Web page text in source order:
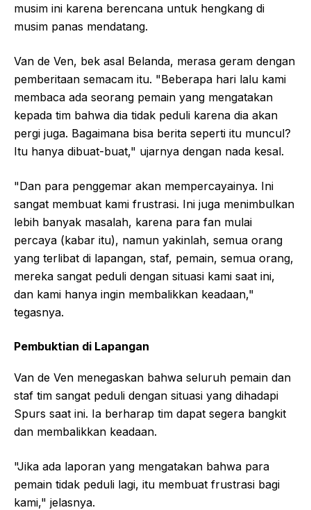
musim ini karena berencana untuk hengkang di
musim panas mendatang.
Van de Ven, bek asal Belanda, merasa geram dengan
pemberitaan semacam itu. "Beberapa hari lalu kami
membaca ada seorang pemain yang mengatakan
kepada tim bahwa dia tidak peduli karena dia akan
pergi juga. Bagaimana bisa berita seperti itu muncul?
Itu hanya dibuat-buat," ujarnya dengan nada kesal.
"Dan para penggemar akan mempercayainya. Ini
sangat membuat kami frustrasi. Ini juga menimbulkan
lebih banyak masalah, karena para fan mulai
percaya (kabar itu), namun yakinlah, semua orang
yang terlibat di lapangan, staf, pemain, semua orang,
mereka sangat peduli dengan situasi kami saat ini,
dan kami hanya ingin membalikkan keadaan,"
tegasnya.
Pembuktian di Lapangan
Van de Ven menegaskan bahwa seluruh pemain dan
staf tim sangat peduli dengan situasi yang dihadapi
Spurs saat ini. Ia berharap tim dapat segera bangkit
dan membalikkan keadaan.
"Jika ada laporan yang mengatakan bahwa para
pemain tidak peduli lagi, itu membuat frustrasi bagi
kami," jelasnya.